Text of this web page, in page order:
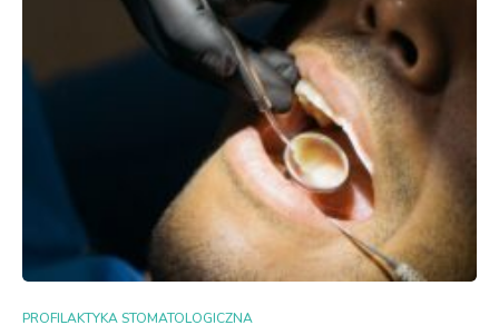
PROFILAKTYKA STOMATOLOGICZNA